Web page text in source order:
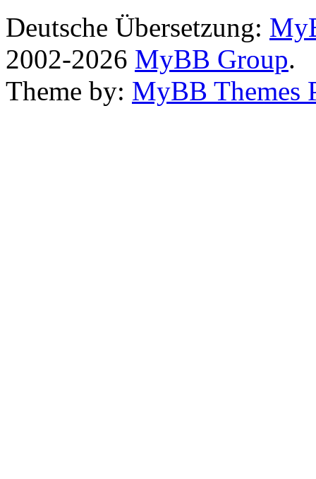
Deutsche Übersetzung:
2002-2026 MyBB Group.
Theme by: MyBB Themes